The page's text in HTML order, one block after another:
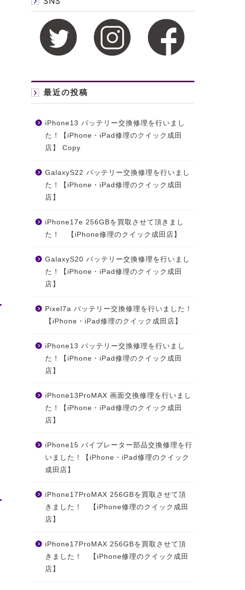
最近の投稿
iPhone13 バッテリー交換修理を行いまし
た！【iPhone・iPad修理のクイック成田
店】 Copy
GalaxyS22 バッテリー交換修理を行いまし
た！【iPhone・iPad修理のクイック成田
店】
iPhone17e 256GBを買取させて頂きまし
た！ 【iPhone修理のクイック成田店】
GalaxyS20 バッテリー交換修理を行いまし
た！【iPhone・iPad修理のクイック成田
店】
Pixel7a バッテリー交換修理を行いました！
【iPhone・iPad修理のクイック成田店】
iPhone13 バッテリー交換修理を行いまし
た！【iPhone・iPad修理のクイック成田
店】
iPhone13ProMAX 画面交換修理を行いまし
た！【iPhone・iPad修理のクイック成田
店】
iPhone15 バイブレーター部品交換修理を行
いました！【iPhone・iPad修理のクイック
成田店】
iPhone17ProMAX 256GBを買取させて頂
きました！ 【iPhone修理のクイック成田
店】
iPhone17ProMAX 256GBを買取させて頂
きました！ 【iPhone修理のクイック成田
店】